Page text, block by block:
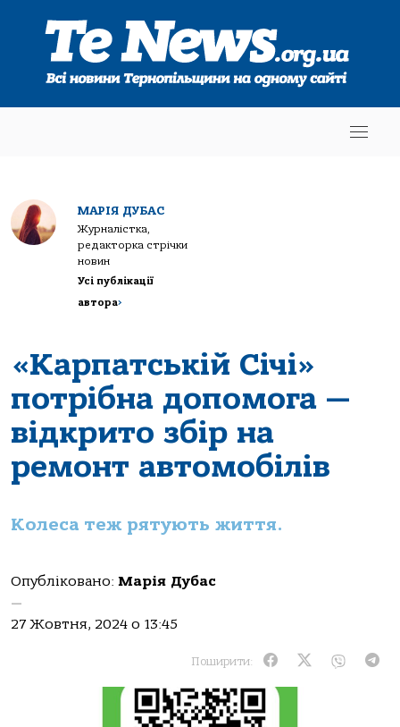
МАРІЯ ДУБАС
Журналістка,
редакторка стрічки
новин
Усі публікації
автора>
«Карпатській Січі»
потрібна допомога —
відкрито збір на
ремонт автомобілів
Колеса теж рятують життя.
Опубліковано: Марія Дубас
—
27 Жовтня, 2024 о 13:45
Поширити: